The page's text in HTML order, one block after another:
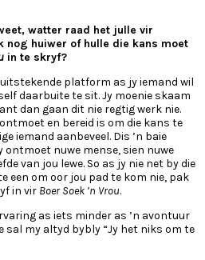
watter raad het julle vir
nog huiwer of hulle die kans moet
in te skryf?
uitstekende platform as jy iemand wil
daarbuite te sit. Jy moenie skaam
dan gaan dit nie regtig werk nie.
en bereid is om die kans te
iemand aanbeveel. Dis ’n baie
ontmoet nuwe mense, sien nuwe
van jou lewe. So as jy nie net by die
een om oor jou pad te kom nie, pak
in vir Boer Soek ’n Vrou.
as iets minder as ’n avontuur
sal my altyd bybly “Jy het niks om te